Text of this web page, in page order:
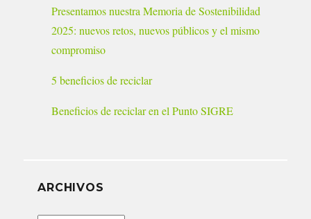
Presentamos nuestra Memoria de Sostenibilidad
2025: nuevos retos, nuevos públicos y el mismo
compromiso
5 beneficios de reciclar
Beneficios de reciclar en el Punto SIGRE
ARCHIVOS